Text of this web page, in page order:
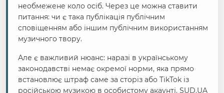
необмежене коло осіб. Через це можна ставити
питання: чи є така публікація публічним
сповіщенням або іншим публічним використанням
музичного твору.
Але є важливий нюанс: наразі в українському
законодавстві немає окремої норми, яка прямо
встановлює штраф саме за сторіз або TikTok із
російською музикою в особистому акаунті. SUD.UA